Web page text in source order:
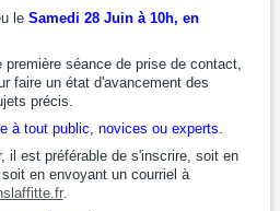
le Samedi 28 Juin à 10h, en
première séance de prise de contact,
faire un état d'avancement des
précis.
à tout public, novices ou experts.
il est préférable de s'inscrire, soit en
en envoyant un courriel à
.